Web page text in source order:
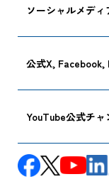
ソーシャルメデ
公式X,
YouTube公式チ